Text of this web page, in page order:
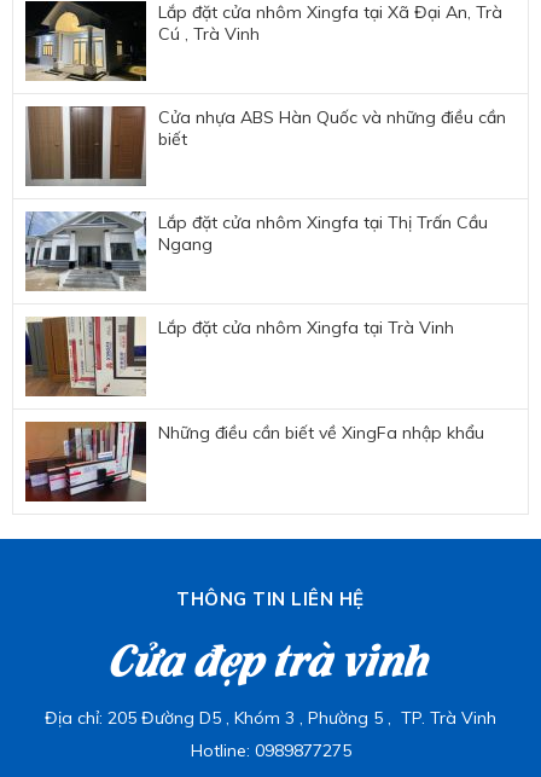
Lắp đặt cửa nhôm Xingfa tại Xã Đại An, Trà
Cú , Trà Vinh
Cửa nhựa ABS Hàn Quốc và những điều cần
biết
Lắp đặt cửa nhôm Xingfa tại Thị Trấn Cầu
Ngang
Lắp đặt cửa nhôm Xingfa tại Trà Vinh
Những điều cần biết về XingFa nhập khẩu
THÔNG TIN LIÊN HỆ
Cửa đẹp trà vinh
Địa chỉ: 205 Đường D5 , Khóm 3 , Phường 5 , TP. Trà Vinh
Hotline: 0989877275